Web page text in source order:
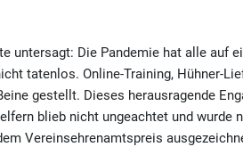
untersagt: Die Pandemie hat alle auf
tatenlos. Online-Training, Hühner-
gestellt. Dieses herausragende
blieb nicht ungeachtet und wurde
Vereinsehrenamtspreis